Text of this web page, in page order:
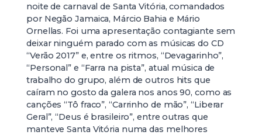
noite de carnaval de Santa Vitória, comandados
por Negão Jamaica, Márcio Bahia e Mário
Ornellas. Foi uma apresentação contagiante sem
deixar ninguém parado com as músicas do CD
“Verão 2017” e, entre os ritmos, “Devagarinho”,
“Personal” e “Farra na pista”, atual música de
trabalho do grupo, além de outros hits que
caíram no gosto da galera nos anos 90, como as
canções “Tô fraco”, “Carrinho de mão”, “Liberar
Geral”, “Deus é brasileiro”, entre outras que
manteve Santa Vitória numa das melhores